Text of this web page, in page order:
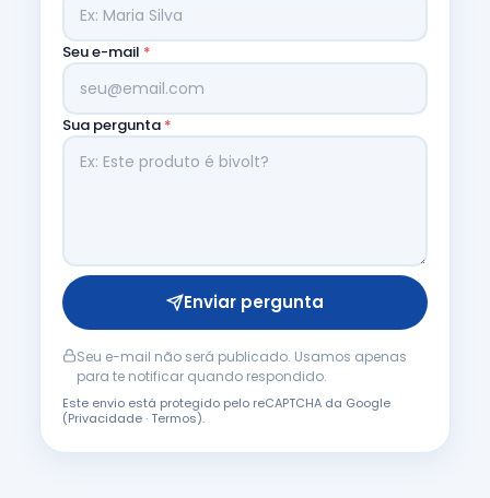
Seu e-mail *
Sua pergunta *
Enviar pergunta
Seu e-mail não será publicado. Usamos apenas
para te notificar quando respondido.
Este envio está protegido pelo reCAPTCHA da Google
(Privacidade·Termos).